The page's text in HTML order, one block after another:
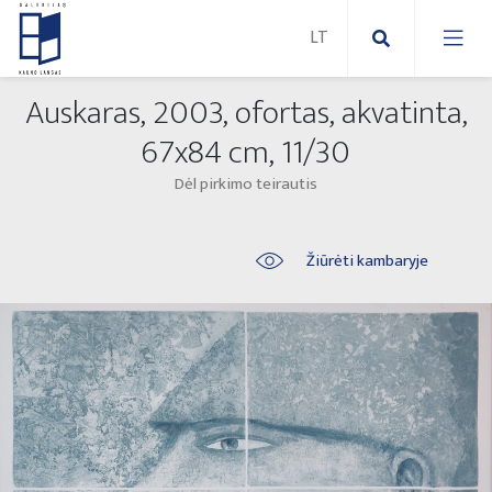
Nauji paveikslai
Abstraktūs paveikslai
Modernūs paveikslai
Paveikslai ant drobės
Paveikslai ant popieriaus
Naujos skulptūros
Liaudies skulptūros
Parodos 2025
Auskaras, 2003, ofortas, akvatinta,
67x84 cm, 11/30
Dėl pirkimo teirautis
Žiūrėti kambaryje